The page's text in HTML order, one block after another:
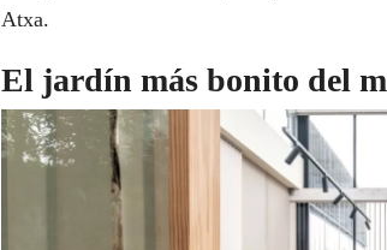
Atxa.
El jardín más bonito del